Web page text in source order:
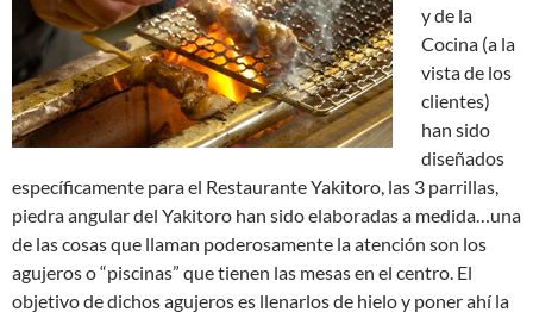
y de la
Cocina (a la
vista de los
clientes)
han sido
diseñados
específicamente para el Restaurante Yakitoro, las 3 parrillas,
piedra angular del Yakitoro han sido elaboradas a medida…una
de las cosas que llaman poderosamente la atención son los
agujeros o “piscinas” que tienen las mesas en el centro. El
objetivo de dichos agujeros es llenarlos de hielo y poner ahí la